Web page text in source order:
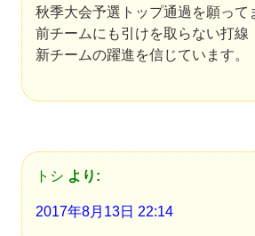
秋季大会予選トップ通過を願って
前チームにも引けを取らない打線
新チームの躍進を信じています。
トシ より:
2017年8月13日 22:14